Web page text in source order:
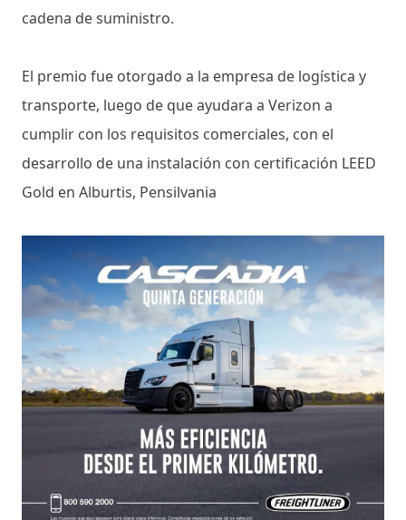
cadena de suministro.
El premio fue otorgado a la empresa de logística y
transporte, luego de que ayudara a Verizon a
cumplir con los requisitos comerciales, con el
desarrollo de una instalación con certificación LEED
Gold en Alburtis, Pensilvania